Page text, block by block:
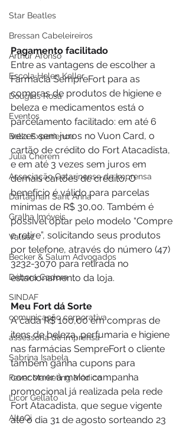
Star Beatles
Bressan Cabeleireiros
Arthur Afonso
Escola Helen Keller
Douglas Rosa
Eventos
Bella Experience
Júlia Cherem
Associação Catarinense de Imprensa
Dartagnan Sant Anna
Gralha Imóveis
Valuez
Becker & Salum Advogados
Débora Cadore
SINDAF
comunicação corporativa
assessoria de imprensa
Sabrina Isabela
Fever Marketing Médico
Licor Gellato
AltoQi
Pagamento facilitado
Entre as vantagens de escolher a
Farmácia SempreFort para as
compras de produtos de higiene e
beleza e medicamentos está o
parcelamento facilitado: em até 6
vezes sem juros no Vuon Card, o
cartão de crédito do Fort Atacadista,
e em até 3 vezes sem juros em
demais cartões de crédito. O
benefício é válido para parcelas
mínimas de R$ 30,00. Também é
possível optar pelo modelo “Compre
e retire”, solicitando seus produtos
por telefone, através do número (47)
3232-3070 para retirada no
estacionamento da loja.
Meu Fort dá Sorte
A cada R$ 100,00 em compras de
itens de beleza, perfumaria e higiene
nas farmácias SempreFort o cliente
também ganha cupons para
concorrer à maior campanha
promocional já realizada pela rede
Fort Atacadista, que segue vigente
até o dia 31 de agosto sorteando 23